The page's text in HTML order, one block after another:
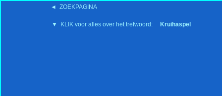
◄ ZOEKPAGINA
▼ KLIK voor alles over het trefwoord: Kruihaspel
'15:19 19-2-2008